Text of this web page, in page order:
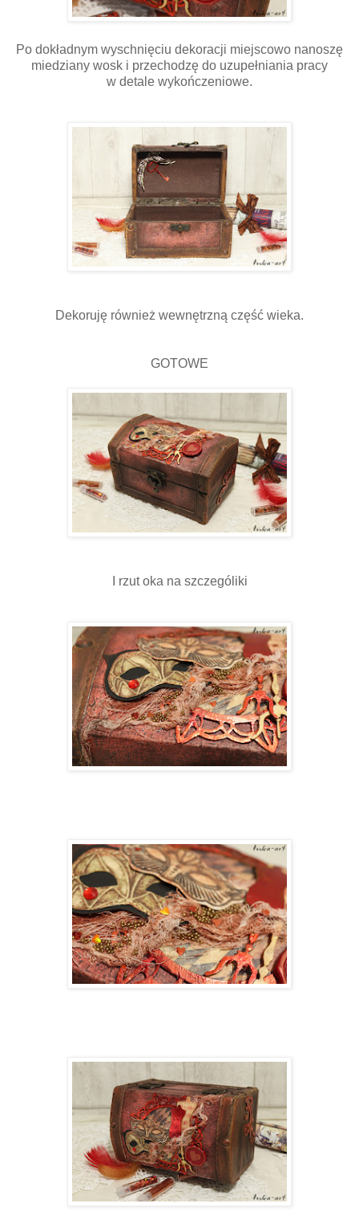
Po dokładnym wyschnięciu dekoracji miejscowo nanoszę
miedziany wosk i przechodzę do uzupełniania pracy
w detale wykończeniowe.
Dekoruję również wewnętrzną część wieka.
GOTOWE
I rzut oka na szczególiki